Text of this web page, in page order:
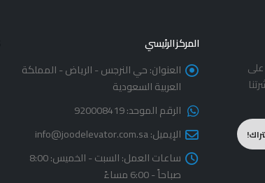
المركز الرئيسي
العنوان:حي النرجس - الرياض - المملكة
العربية السعودية
الرقم الموحد:920008419
الإيميل:info@joodelevator.com.sa
ساعات العمل:
السبت - الخميس: 8:00
صباحاً - 6:00 مساءً